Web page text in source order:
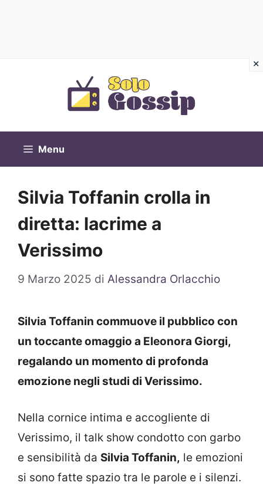
Menu
Silvia Toffanin crolla in
diretta: lacrime a
Verissimo
9 Marzo 2025 di Alessandra Orlacchio
Silvia Toffanin commuove il pubblico con
un toccante omaggio a Eleonora Giorgi,
regalando un momento di profonda
emozione negli studi di Verissimo.
Nella cornice intima e accogliente di
Verissimo, il talk show condotto con garbo
e sensibilità da Silvia Toffanin, le emozioni
si sono fatte spazio tra le parole e i silenzi.